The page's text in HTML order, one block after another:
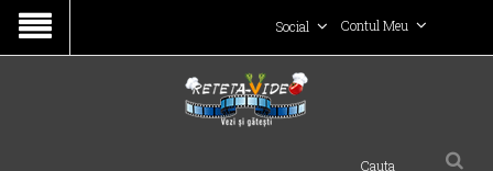
Contul Meu
Social